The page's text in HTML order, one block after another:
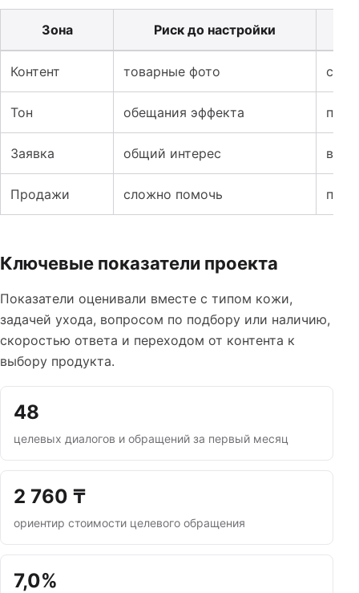
Зона Риск до настройки
Контент товарные фото
Тон обещания эффекта
Заявка общий интерес
Продажи сложно помочь
Ключевые показатели проекта
Показатели оценивали вместе с типом кожи,
задачей ухода, вопросом по подбору или наличию,
скоростью ответа и переходом от контента к
выбору продукта.
48
целевых диалогов и обращений за первый месяц
2 760 ₸
ориентир стоимости целевого обращения
7,0%